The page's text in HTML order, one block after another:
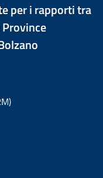
per i rapporti tra